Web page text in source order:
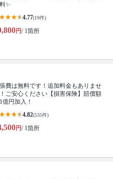
✨
4.77(19件)
円/ 1箇所
費は無料です！追加料金もありませ
ご安心ください【損害保険】賠償額
円加入！
4.82(535件)
円/ 1箇所